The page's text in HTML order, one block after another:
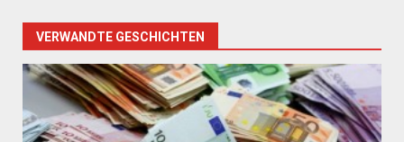
VERWANDTE GESCHICHTEN